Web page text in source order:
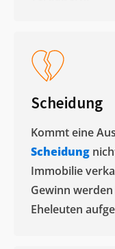
Scheidung
Kommt eine
Scheidung
Immobilie
Gewinn
Eheleuten